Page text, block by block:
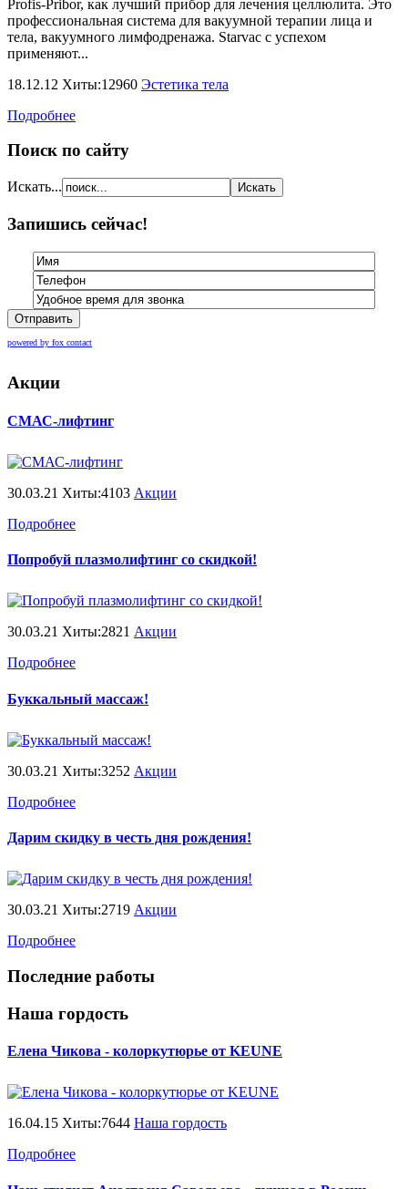
Profis-Pribor, как лучший прибор для лечения целлюлита. Это
профессиональная система для вакуумной терапии лица и
тела, вакуумного лимфодренажа. Starvac с успехом
применяют...
18.12.12 Хиты:12960 Эстетика тела
Подробнее
Поиск по сайту
Искать...
Запишись сейчас!
Отправить
powered by fox contact
Акции
СМАС-лифтинг
30.03.21 Хиты:4103 Акции
Подробнее
Попробуй плазмолифтинг со скидкой!
30.03.21 Хиты:2821 Акции
Подробнее
Буккальный массаж!
30.03.21 Хиты:3252 Акции
Подробнее
Дарим скидку в честь дня рождения!
30.03.21 Хиты:2719 Акции
Подробнее
Последние работы
Наша гордость
Елена Чикова - колоркутюрье от KEUNE
16.04.15 Хиты:7644 Наша гордость
Подробнее